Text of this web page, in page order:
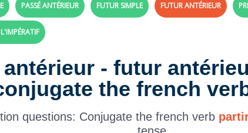
PASSÉ ANTÉRIEUR FUTUR SIMPLE FUTUR ANTÉRIEUR
- futur
the french
questions: Conjugate the french verb